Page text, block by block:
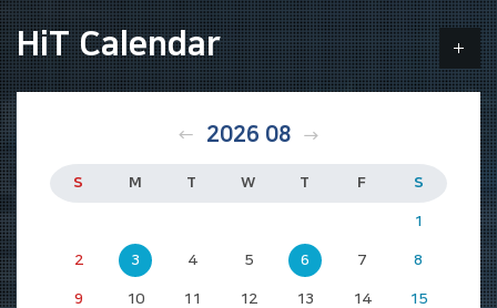
HiT Calendar
2026 08
학과일정
S M T W T F S
1
2 3 4 5 6 7 8
9 10 11 12 13 14 15